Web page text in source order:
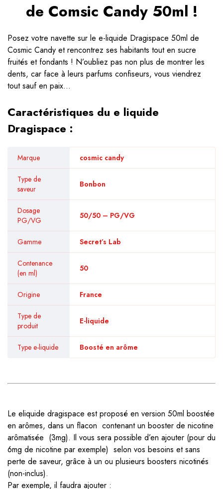
de Comsic Candy 50ml !
Posez votre navette sur le e-liquide Dragispace 50ml de
Cosmic Candy et rencontrez ses habitants tout en sucre
fruités et fondants ! N’oubliez pas non plus de montrer les
dents, car face à leurs parfums confiseurs, vous viendrez
tout sauf en paix…
Caractéristiques du e liquide
Dragispace :
Marque cosmic candy
Type de
saveur
Bonbon
Dosage
PG/VG
50/50 – PG/VG
Gamme Secret’s Lab
Contenance
(en ml)
50
Origine France
Type de
produit
E-liquide
Type e-liquide Boosté en arôme
Le eliquide dragispace est proposé en version 50ml boostée
en arômes, dans un flacon contenant un booster de nicotine
arômatisée (3mg). Il vous sera possible d’en ajouter (pour du
6mg de nicotine par exemple) selon vos besoins et sans
perte de saveur, grâce à un ou plusieurs boosters nicotinés
(non-inclus).
Par exemple, il faudra ajouter :